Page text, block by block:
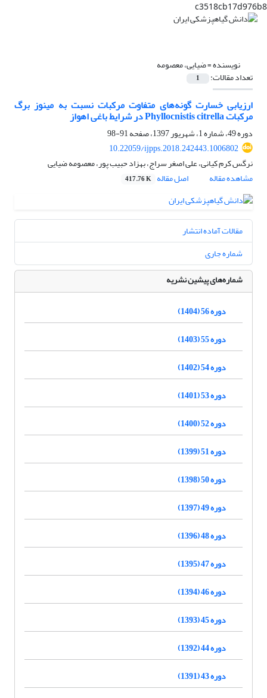
c3518cb17d976b8
نویسنده =ضیایی، معصومه
تعداد مقالات: 1
ارزیابی خسارت گونه‌های متفاوت مرکبات نسبت به مینوز برگ
مرکبات Phyllocnistis citrella در شرایط باغی اهواز
دوره 49، شماره 1، شهریور 1397، صفحه
91-98
10.22059/ijpps.2018.242443.1006802
نرگس کرم کیانی، علی اصغر سراج، بهزاد حبیب پور، معصومه ضیایی
مشاهده مقاله
اصل مقاله 417.76 K
مقالات آماده انتشار
شماره جاری
شماره‌های پیشین نشریه
دوره 56 (1404)
دوره 55 (1403)
دوره 54 (1402)
دوره 53 (1401)
دوره 52 (1400)
دوره 51 (1399)
دوره 50 (1398)
دوره 49 (1397)
دوره 48 (1396)
دوره 47 (1395)
دوره 46 (1394)
دوره 45 (1393)
دوره 44 (1392)
دوره 43 (1391)